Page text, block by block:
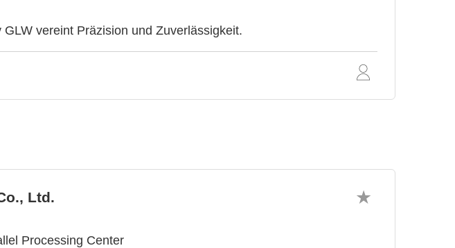
vereint Präzision und Zuverlässigkeit.
Ltd.
Processing Center